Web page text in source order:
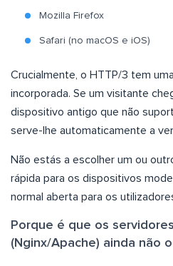
Mozilla Firefox
Safari (no macOS e iOS)
Crucialmente, o HTTP/3 tem
incorporada. Se um visitante
dispositivo antigo que não
serve-lhe automaticamente a
Não estás a escolher um ou
rápida para os dispositivos
normal aberta para os
Porque é que os
(Nginx/Apache) ainda não